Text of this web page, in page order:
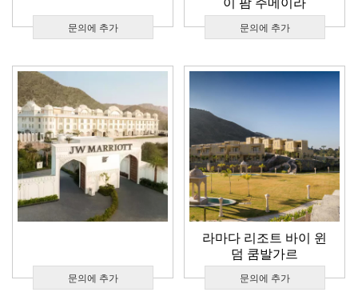
문의에 추가 문의에 추가
문의에 추가
라마다 리조트 바이 윈
덤 쿰발가르
문의에 추가